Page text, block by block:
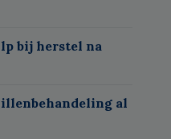
bij herstel na
al